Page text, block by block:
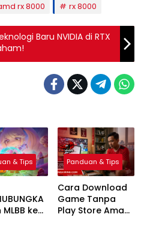
rx 8000 rx 8000
Baru NVIDIA di RTX
& Tips
ke
Panduan & Tips
Cara Download
Game Tanpa
Play Store Aman